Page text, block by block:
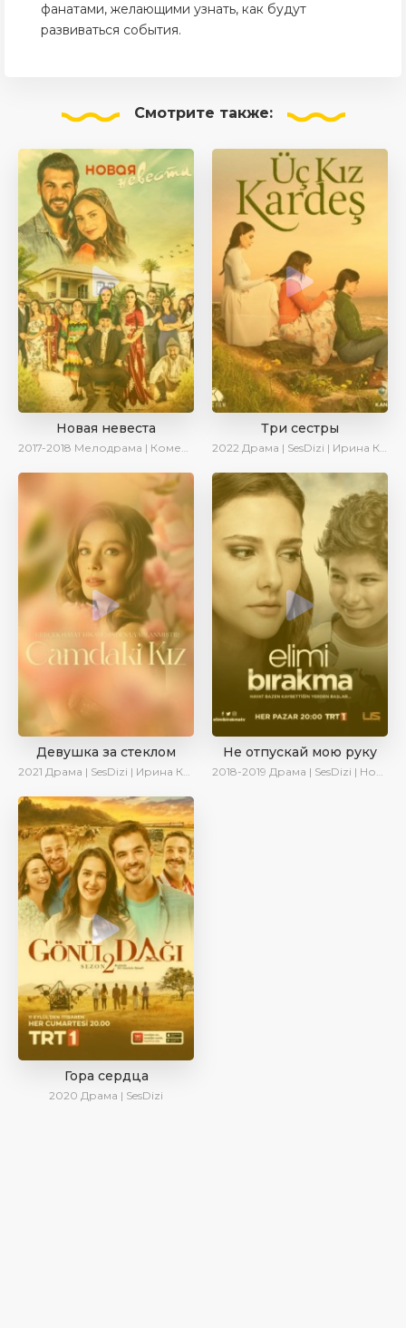
фанатами, желающими узнать, как будут
развиваться события.
Смотрите также:
Новая невеста
2017-2018 Мелодрама | Комедия | SesDizi
Три сестры
2022 Драма | SesDizi | Ирина Котова | AveTurk
Девушка за стеклом
2021 Драма | SesDizi | Ирина Котова
Не отпускай мою руку
2018-2019 Драма | SesDizi | Новинки
Гора сердца
2020 Драма | SesDizi